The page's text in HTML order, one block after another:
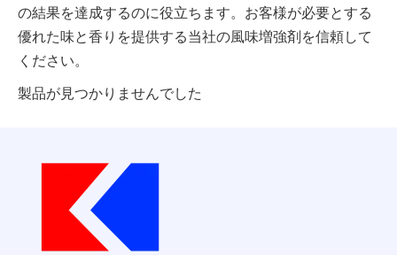
の結果を達成するのに役立ちます。お客様が必要とする
優れた味と香りを提供する当社の風味増強剤を信頼して
ください。
製品が見つかりませんでした